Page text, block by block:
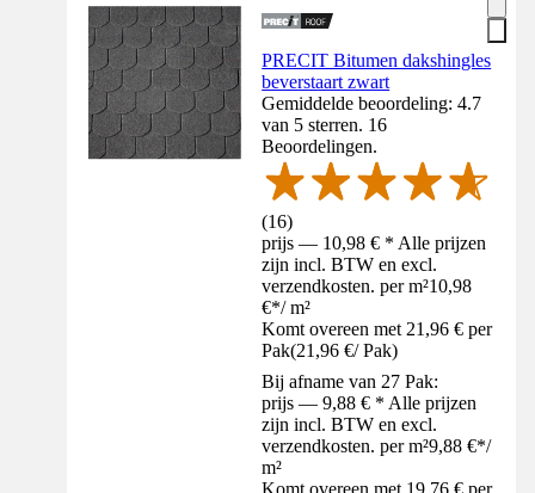
PRECIT Bitumen dakshingles
beverstaart zwart
Gemiddelde beoordeling: 4.7
van 5 sterren. 16
Beoordelingen.
(16)
prijs — 10,98 € * Alle prijzen
zijn incl. BTW en excl.
verzendkosten. per m²10,98
€*/ m²
Komt overeen met 21,96 € per
Pak(21,96 €/ Pak)
Bij afname van 27 Pak:
prijs — 9,88 € * Alle prijzen
zijn incl. BTW en excl.
verzendkosten. per m²9,88 €*/
m²
Komt overeen met 19,76 € per